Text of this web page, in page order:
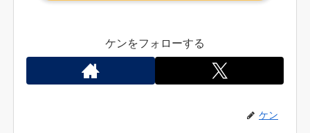
ケンをフォローする
ケン